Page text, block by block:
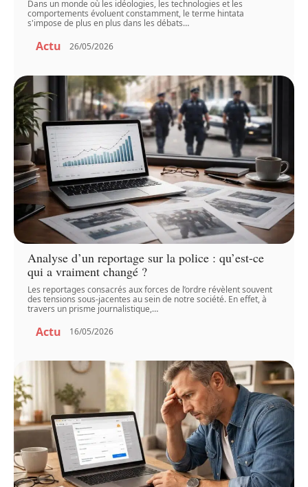
Dans un monde où les idéologies, les technologies et les
comportements évoluent constamment, le terme hintata
s'impose de plus en plus dans les débats…
Actu 26/05/2026
Analyse d’un reportage sur la police : qu’est-ce
qui a vraiment changé ?
Les reportages consacrés aux forces de l’ordre révèlent souvent
des tensions sous-jacentes au sein de notre société. En effet, à
travers un prisme journalistique,…
Actu 16/05/2026